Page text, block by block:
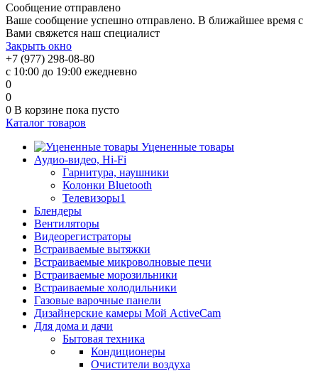
Сообщение отправлено
Ваше сообщение успешно отправлено. В ближайшее время с
Вами свяжется наш специалист
Закрыть окно
+7 (977) 298-08-80
с 10:00 до 19:00 ежедневно
0
0
0 В корзине пока пусто
Каталог товаров
Уцененные товары
Аудио-видео, Hi-Fi
Гарнитура, наушники
Колонки Bluetooth
Телевизоры1
Блендеры
Вентиляторы
Видеорегистраторы
Встраиваемые вытяжки
Встраиваемые микроволновые печи
Встраиваемые морозильники
Встраиваемые холодильники
Газовые варочные панели
Дизайнерские камеры Мой ActiveCam
Для дома и дачи
Бытовая техника
Кондиционеры
Очистители воздуха